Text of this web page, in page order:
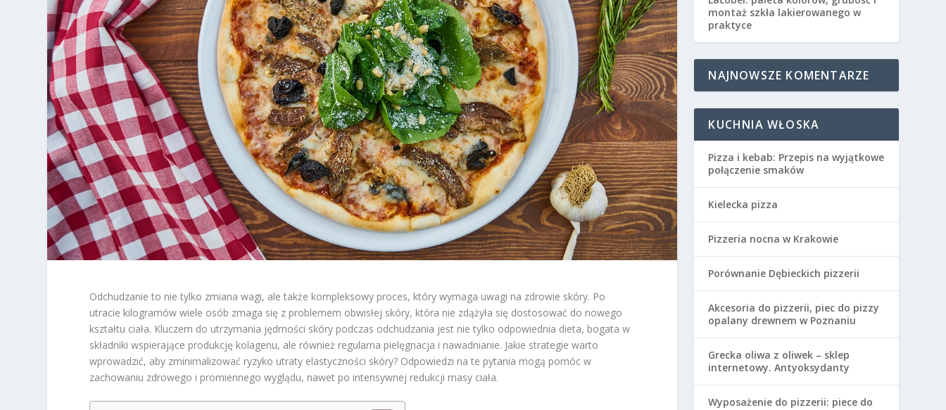
Odchudzanie to nie tylko zmiana wagi, ale także kompleksowy proces, który wymaga uwagi na zdrowie skóry. Po
utracie kilogramów wiele osób zmaga się z problemem obwisłej skóry, która nie zdążyła się dostosować do nowego
kształtu ciała. Kluczem do utrzymania jędrności skóry podczas odchudzania jest nie tylko odpowiednia dieta, bogata w
składniki wspierające produkcję kolagenu, ale również regularna pielęgnacja i nawadnianie. Jakie strategie warto
wprowadzić, aby zminimalizować ryzyko utraty elastyczności skóry? Odpowiedzi na te pytania mogą pomóc w
zachowaniu zdrowego i promiennego wyglądu, nawet po intensywnej redukcji masy ciała.
montaż szkła lakierowanego w
praktyce
NAJNOWSZE KOMENTARZE
KUCHNIA WŁOSKA
Pizza i kebab: Przepis na wyjątkowe
połączenie smaków
Kielecka pizza
Pizzeria nocna w Krakowie
Porównanie Dębieckich pizzerii
Akcesoria do pizzerii, piec do pizzy
opalany drewnem w Poznaniu
Grecka oliwa z oliwek – sklep
internetowy. Antyoksydanty
Wyposażenie do pizzerii: piece do